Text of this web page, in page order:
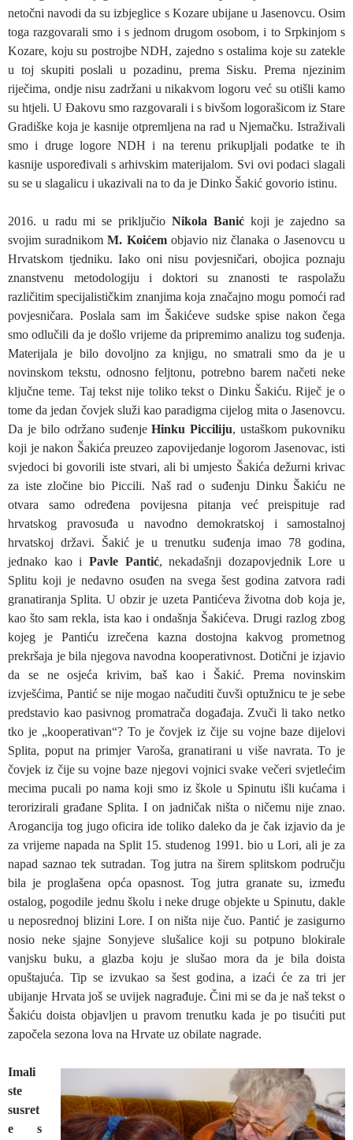
netočni navodi da su izbjeglice s Kozare ubijane u Jasenovcu. Osim
toga razgovarali smo i s jednom drugom osobom, i to Srpkinjom s
Kozare, koju su postrojbe NDH, zajedno s ostalima koje su zatekle
u toj skupiti poslali u pozadinu, prema Sisku. Prema njezinim
riječima, ondje nisu zadržani u nikakvom logoru već su otišli kamo
su htjeli. U Đakovu smo razgovarali i s bivšom logorašicom iz Stare
Gradiške koja je kasnije otpremljena na rad u Njemačku. Istraživali
smo i druge logore NDH i na terenu prikupljali podatke te ih
kasnije uspoređivali s arhivskim materijalom. Svi ovi podaci slagali
su se u slagalicu i ukazivali na to da je Dinko Šakić govorio istinu.
2016. u radu mi se priključio Nikola Banićkoji je zajedno sa
svojim suradnikomM. Koićemobjavio niz članaka o Jasenovcu u
Hrvatskom tjedniku. Iako oni nisu povjesničari, obojica poznaju
znanstvenu metodologiju i doktori su znanosti te raspolažu
različitim specijalističkim znanjima koja značajno mogu pomoći rad
povjesničara. Poslala sam im Šakićeve sudske spise nakon čega
smo odlučili da je došlo vrijeme da pripremimo analizu tog suđenja.
Materijala je bilo dovoljno za knjigu, no smatrali smo da je u
novinskom tekstu, odnosno feljtonu, potrebno barem načeti neke
ključne teme. Taj tekst nije toliko tekst o Dinku Šakiću. Riječ je o
tome da jedan čovjek služi kao paradigma cijelog mita o Jasenovcu.
Da je bilo održano suđenjeHinku Picciliju, ustaškom pukovniku
koji je nakon Šakića preuzeo zapovijedanje logorom Jasenovac, isti
svjedoci bi govorili iste stvari, ali bi umjesto Šakića dežurni krivac
za iste zločine bio Piccili. Naš rad o suđenju Dinku Šakiću ne
otvara samo određena povijesna pitanja već preispituje rad
hrvatskog pravosuđa u navodno demokratskoj i samostalnoj
hrvatskoj državi. Šakić je u trenutku suđenja imao 78 godina,
jednako kao i Pavle Pantić, nekadašnji dozapovjednik Lore u
Splitu koji je nedavno osuđen na svega šest godina zatvora radi
granatiranja Splita. U obzir je uzeta Pantićeva životna dob koja je,
kao što sam rekla, ista kao i ondašnja Šakićeva. Drugi razlog zbog
kojeg je Pantiću izrečena kazna dostojna kakvog prometnog
prekršaja je bila njegova navodna kooperativnost. Dotični je izjavio
da se ne osjeća krivim, baš kao i Šakić. Prema novinskim
izvješćima, Pantić se nije mogao načuditi čuvši optužnicu te je sebe
predstavio kao pasivnog promatrača događaja. Zvuči li tako netko
tko je „kooperativan“? To je čovjek iz čije su vojne baze dijelovi
Splita, poput na primjer Varoša, granatirani u više navrata. To je
čovjek iz čije su vojne baze njegovi vojnici svake večeri svjetlećim
mecima pucali po nama koji smo iz škole u Spinutu išli kućama i
terorizirali građane Splita. I on jadničak ništa o ničemu nije znao.
Arogancija tog jugo oficira ide toliko daleko da je čak izjavio da je
za vrijeme napada na Split 15. studenog 1991. bio u Lori, ali je za
napad saznao tek sutradan. Tog jutra na širem splitskom području
bila je proglašena opća opasnost. Tog jutra granate su, između
ostalog, pogodile jednu školu i neke druge objekte u Spinutu, dakle
u neposrednoj blizini Lore. I on ništa nije čuo. Pantić je zasigurno
nosio neke sjajne Sonyjeve slušalice koji su potpuno blokirale
vanjsku buku, a glazba koju je slušao mora da je bila doista
opuštajuća. Tip se izvukao sa šest godina, a izaći će za tri jer
ubijanje Hrvata još se uvijek nagrađuje. Čini mi se da je naš tekst o
Šakiću doista objavljen u pravom trenutku kada je po tisućiti put
započela sezona lova na Hrvate uz obilate nagrade.
Imali
ste
susret
e s